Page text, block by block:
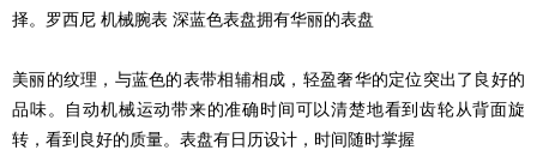
择。罗西尼 机械腕表 深蓝色表盘拥有华丽的表盘
美丽的纹理，与蓝色的表带相辅相成，轻盈奢华的定位突出了良好的
品味。自动机械运动带来的准确时间可以清楚地看到齿轮从背面旋
转，看到良好的质量。表盘有日历设计，时间随时掌握